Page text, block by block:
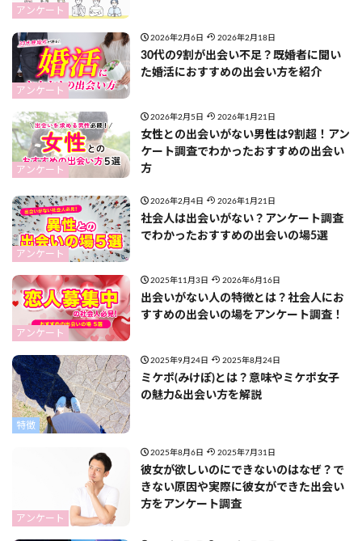
アンケート
アンケート
2026年2月6日 2026年2月18日
30代の9割が出会い不足？既婚者に聞い
た婚活におすすめの出会い方を紹介
アンケート
2026年2月5日 2026年1月21日
女性との出会いがない男性は9割超！アン
ケート調査でわかったおすすめの出会い
方
アンケート
2026年2月4日 2026年1月21日
社会人は出会いがない？アンケート調査
でわかったおすすめの出会いの場5選
アンケート
2025年11月3日 2026年6月16日
出会いがない人の特徴とは？社会人にお
すすめの出会いの場をアンケート調査！
特徴
2025年9月24日 2025年8月24日
ミケポ(みけぽ)とは？意味やミケポ女子
の魅力&出会い方を解説
アンケート
2025年8月6日 2025年7月31日
彼女が欲しいのにできないのはなぜ？で
きない原因や実際に彼女ができた出会い
方をアンケート調査